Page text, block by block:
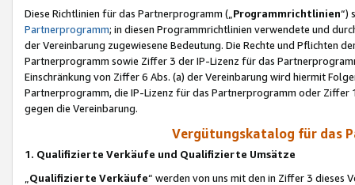
Diese Richtlinien für das Partnerprogramm („Programmrichtlinien“)
Partnerprogramm; in diesen Programmrichtlinien verwendete und
der Vereinbarung zugewiesene Bedeutung. Die Rechte und Pflichten
Partnerprogramm sowie Ziffer 3 der IP-Lizenz für das
Einschränkung von Ziffer 6 Abs. (a) der Vereinbarung wird hiermit
Partnerprogramm, die IP-Lizenz für das Partnerprogramm oder
gegen die Vereinbarung.
Vergütungskatalog für das
1. Qualifizierte Verkäufe und Qualifizierte Umsätze
Qualifizierte Verkäufe“ werden von uns mit den in Ziffer 3